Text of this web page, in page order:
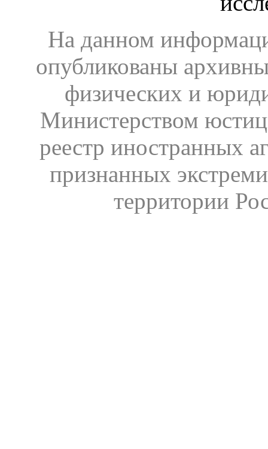
На данном
опубликованы
физических и
Министерством
реестр иностранных
признанных
территории